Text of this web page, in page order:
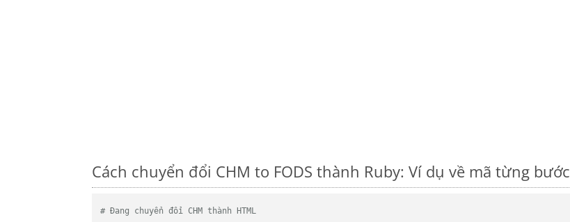
Cách chuyển đổi CHM to FODS thành Ruby: Ví dụ về mã từng bước
# Đang chuyển đổi CHM thành HTML